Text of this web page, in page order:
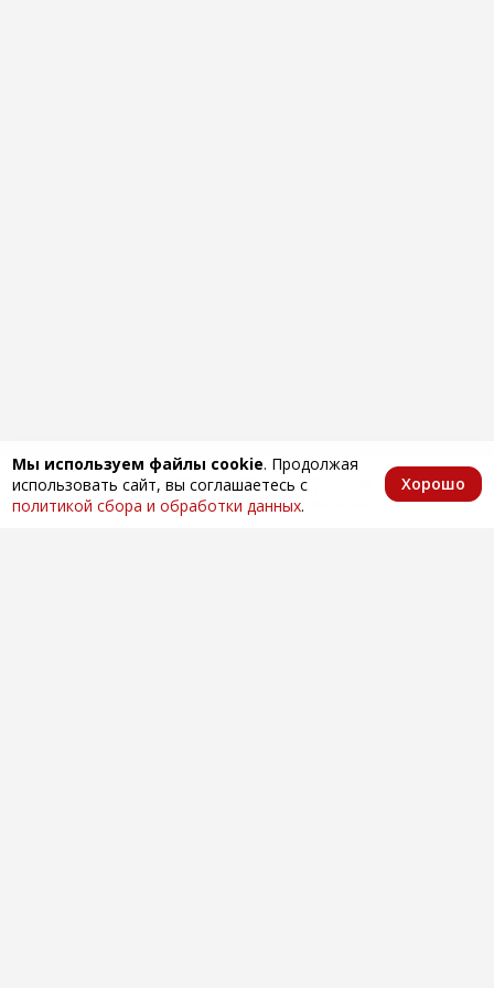
Мы используем файлы cookie. Продолжая
использовать сайт, вы соглашаетесь с
политикой сбора и обработки данных.
Хорошо
Главная КаталогИзбранноеКорзина Аккаунт